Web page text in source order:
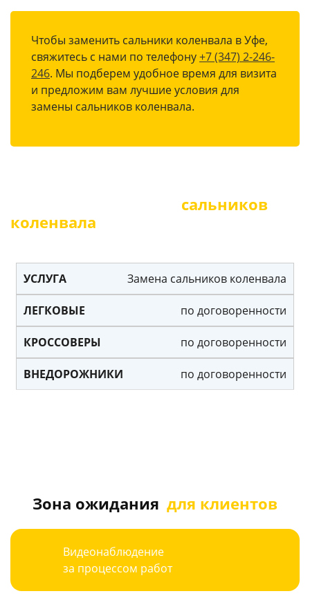
Чтобы заменить сальники коленвала в Уфе,
свяжитесь с нами по телефону+7 (347) 2-246-
246. Мы подберем удобное время для визита
и предложим вам лучшие условия для
замены сальников коленвала.
сальников
коленвала
Услуга Легковые Кроссоверы
Замена сальников коленвала
по договоренности
по договоренности
по договоренности
Зона ожидания для клиентов
Видеонаблюдение
за процессом работ